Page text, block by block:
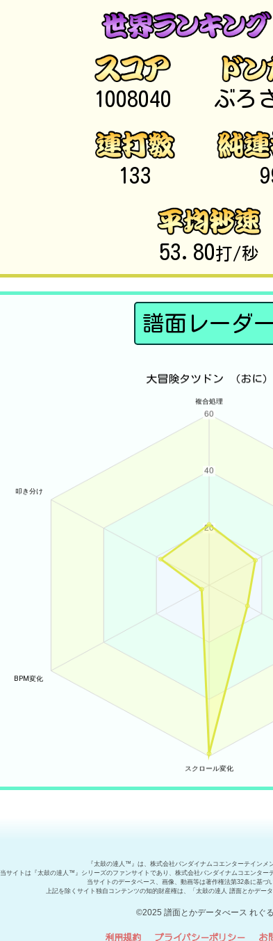
1008040 ぶろ
133
53.80打/秒
譜面レーダー
『太鼓の達人™』は、株式会社バンダイナムコエンターテインメ
当サイトは『太鼓の達人™』シリーズのファンサイトであり、株式会社バンダイナムコエンター
当サイトのデータベース、画像、動画等は著作権法第32条に基づ
上記を除くサイト独自コンテンツの知的財産権は、「太鼓の達人 譜面とかデー
©2025 譜面とかデータべース れぐ
利用規約 プライバシーポリシー お